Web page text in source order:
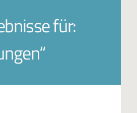
n
für: